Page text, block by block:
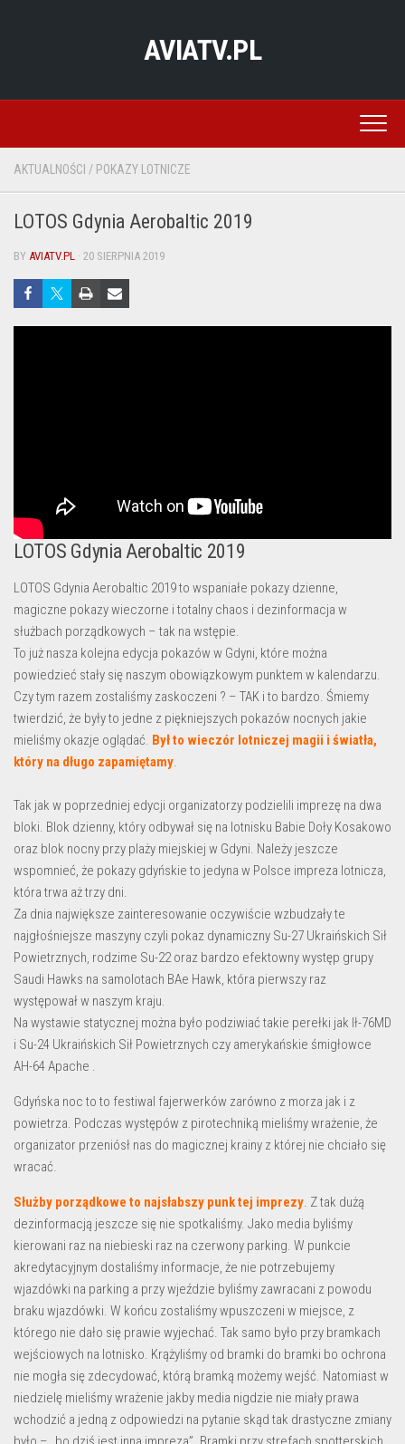
AVIATV.PL
AKTUALNOŚCI / POKAZY LOTNICZE
LOTOS Gdynia Aerobaltic 2019
BY AVIATV.PL · 20 SIERPNIA 2019
LOTOS Gdynia Aerobaltic 2019
LOTOS Gdynia Aerobaltic 2019 to wspaniałe pokazy dzienne,
magiczne pokazy wieczorne i totalny chaos i dezinformacja w
służbach porządkowych – tak na wstępie.
To już nasza kolejna edycja pokazów w Gdyni, które można
powiedzieć stały się naszym obowiązkowym punktem w kalendarzu.
Czy tym razem zostaliśmy zaskoczeni ? – TAK i to bardzo. Śmiemy
twierdzić, że były to jedne z piękniejszych pokazów nocnych jakie
mieliśmy okazje oglądać. Był to wieczór lotniczej magii i światła,
który na długo zapamiętamy.
Tak jak w poprzedniej edycji organizatorzy podzielili imprezę na dwa
bloki. Blok dzienny, który odbywał się na lotnisku Babie Doły Kosakowo
oraz blok nocny przy plaży miejskiej w Gdyni. Należy jeszcze
wspomnieć, że pokazy gdyńskie to jedyna w Polsce impreza lotnicza,
która trwa aż trzy dni.
Za dnia największe zainteresowanie oczywiście wzbudzały te
najgłośniejsze maszyny czyli pokaz dynamiczny Su-27 Ukraińskich Sił
Powietrznych, rodzime Su-22 oraz bardzo efektowny występ grupy
Saudi Hawks na samolotach BAe Hawk, która pierwszy raz
występował w naszym kraju.
Na wystawie statycznej można było podziwiać takie perełki jak Ił-76MD
i Su-24 Ukraińskich Sił Powietrznych czy amerykańskie śmigłowce
AH-64 Apache .
Gdyńska noc to to festiwal fajerwerków zarówno z morza jak i z
powietrza. Podczas występów z pirotechniką mieliśmy wrażenie, że
organizator przeniósł nas do magicznej krainy z której nie chciało się
wracać.
Służby porządkowe to najsłabszy punk tej imprezy. Z tak dużą
dezinformacją jeszcze się nie spotkaliśmy. Jako media byliśmy
kierowani raz na niebieski raz na czerwony parking. W punkcie
akredytacyjnym dostaliśmy informacje, że nie potrzebujemy
wjazdówki na parking a przy wjeździe byliśmy zawracani z powodu
braku wjazdówki. W końcu zostaliśmy wpuszczeni w miejsce, z
którego nie dało się prawie wyjechać. Tak samo było przy bramkach
wejściowych na lotnisko. Krążyliśmy od bramki do bramki bo ochrona
nie mogła się zdecydować, którą bramką możemy wejść. Natomiast w
niedzielę mieliśmy wrażenie jakby media nigdzie nie miały prawa
wchodzić a jedną z odpowiedzi na pytanie skąd tak drastyczne zmiany